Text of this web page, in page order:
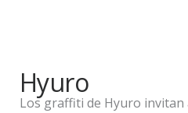
Hyuro
Los graffiti de Hyuro